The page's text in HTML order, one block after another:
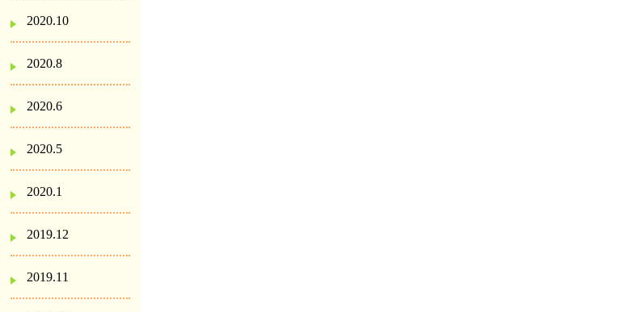
2020.10
2020.8
2020.6
2020.5
2020.1
2019.12
2019.11